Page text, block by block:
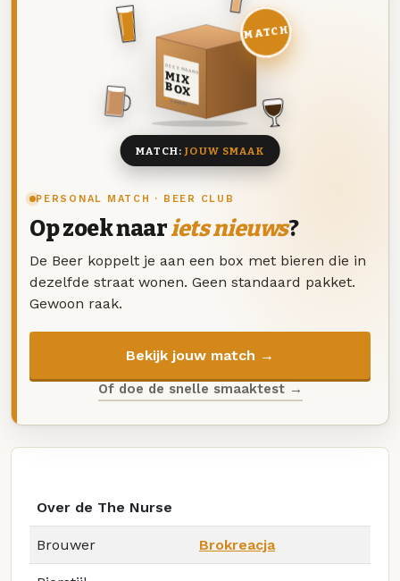
PERSONAL MATCH · BEER CLUB
Op zoek naariets nieuws?
De Beer koppelt je aan een box met bieren die in
dezelfde straat wonen. Geen standaard pakket.
Gewoon raak.
Bekijk jouw match →
Of doe de snelle smaaktest →
DEZE MAAND
MIX
BOX
8 BIEREN
MATCH
MATCH:JOUW SMAAK
Over de The Nurse
Brouwer Brokreacja